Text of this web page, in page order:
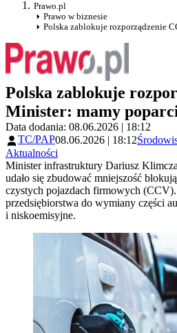
Prawo.pl
Prawo w biznesie
Polska zablokuje rozporządzenie
Polska zablokuje
Minister: mamy
Data dodania: 08.06.2026 | 18:12
TC/PAP08.06.2026 | 18:12
Aktualności
Minister infrastruktury Dariusz
udało się zbudować mniejszość
czystych pojazdach firmowych
przedsiębiorstwa do wymiany części
i niskoemisyjne.